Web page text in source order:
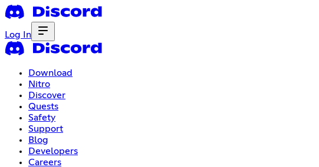
Log In
Download
Nitro
Discover
Quests
Safety
Support
Blog
Developers
Careers